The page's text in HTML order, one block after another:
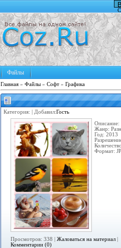
Файлы
Главная » Файлы » Софт » Графика
Категория: | Добавил:Гость
Описание:
Жанр:
Год: 2013
Формат:
Просмотров: 338 | Жаловаться на материал
Комментарии (0)